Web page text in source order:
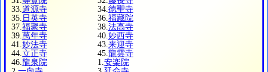
33. 道源寺 34. 徳聖寺
35. 日英寺 36. 福藏院
37. 福聚寺 38. 法高寺
39. 萬年寺 40. 妙西寺
41. 妙法寺 43. 来迎寺
44. 立正寺 45. 龍雲寺
46. 龍泉院 1. 安楽院